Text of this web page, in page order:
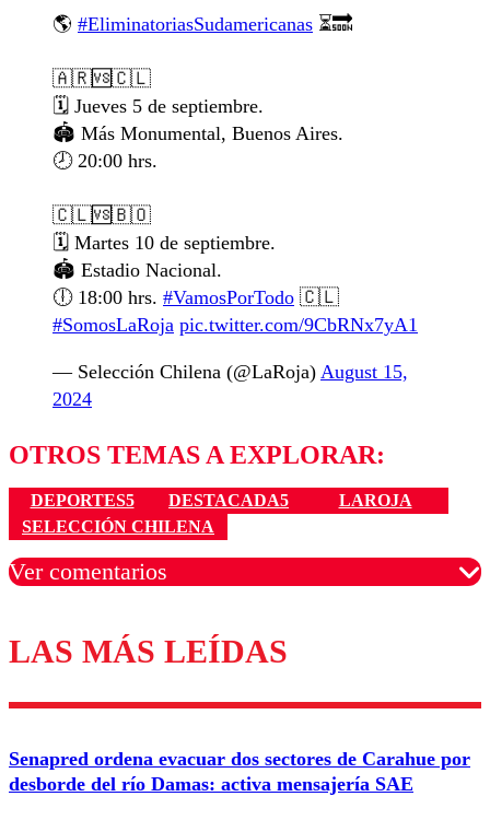
🌎 #EliminatoriasSudamericanas ⏳🔜
🇦🇷🆚🇨🇱
🗓️ Jueves 5 de septiembre.
🏟️ Más Monumental, Buenos Aires.
🕗 20:00 hrs.
🇨🇱🆚🇧🇴
🗓️ Martes 10 de septiembre.
🏟️ Estadio Nacional.
🕕 18:00 hrs. #VamosPorTodo 🇨🇱
#SomosLaRoja pic.twitter.com/9CbRNx7yA1
— Selección Chilena (@LaRoja) August 15,
2024
OTROS TEMAS A EXPLORAR:
DEPORTES5 DESTACADA5
LAROJA
SELECCIÓN CHILENA
Ver comentarios
Los comentarios son moderados para garantizar un
diálogo respetuoso.
Correo
LAS MÁS LEÍDAS
Senapred ordena evacuar dos sectores de Carahue por
desborde del río Damas: activa mensajería SAE